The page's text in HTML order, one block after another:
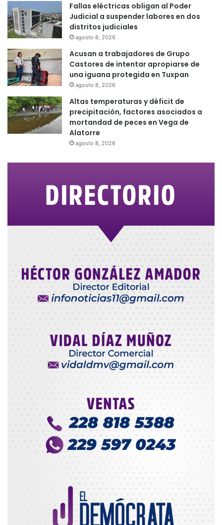
Fallas eléctricas obligan al Poder
Judicial a suspender labores en dos
distritos judiciales
agosto 8, 2026
Acusan a trabajadores de Grupo
Castores de intentar apropiarse de
una iguana protegida en Tuxpan
agosto 8, 2026
Altas temperaturas y déficit de
precipitación, factores asociados a
mortandad de peces en Vega de
Alatorre
agosto 8, 2026